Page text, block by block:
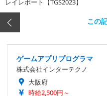
レイレポート【TGS2023】
この
ゲームアプリプログラマ
株式会社インターテクノ
大阪府
時給2,500円～